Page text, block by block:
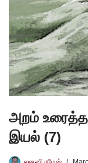
அறம்
இயல் (7)
ஜனனி ரமேஷ்